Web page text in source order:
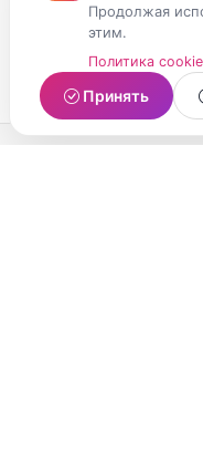
Продолжая
этим.
Политика
Принять